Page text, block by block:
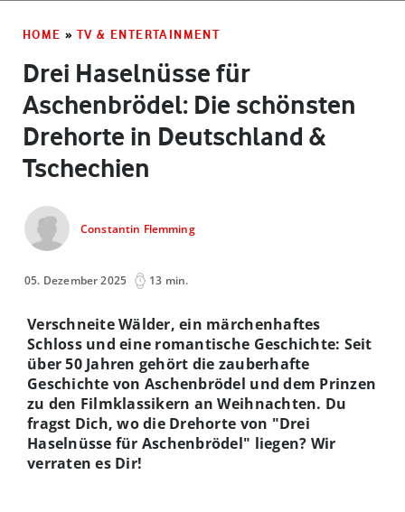
HOME » TV & ENTERTAINMENT
Drei Haselnüsse für
Aschenbrödel: Die schönsten
Drehorte in Deutschland &
Tschechien
Constantin Flemming
05. Dezember 2025 13 min.
Verschneite Wälder, ein märchenhaftes
Schloss und eine romantische Geschichte: Seit
über 50 Jahren gehört die zauberhafte
Geschichte von Aschenbrödel und dem Prinzen
zu den Filmklassikern an Weihnachten. Du
fragst Dich, wo die Drehorte von "Drei
Haselnüsse für Aschenbrödel" liegen? Wir
verraten es Dir!